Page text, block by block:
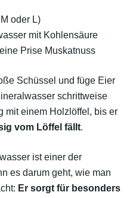
oder L)
mit Kohlensäure
Prise Muskatnuss
Schüssel und füge Eier
schrittweise
mit einem Holzlöffel, bis er
vom Löffel fällt.
ist einer der
es darum geht, wie man
Er sorgt für besonders